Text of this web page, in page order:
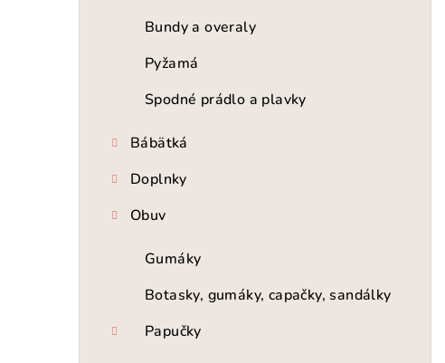
Bundy a overaly
Pyžamá
Spodné prádlo a plavky
Bábätká
Doplnky
Obuv
Gumáky
Botasky, gumáky, capačky, sandálky
Papučky